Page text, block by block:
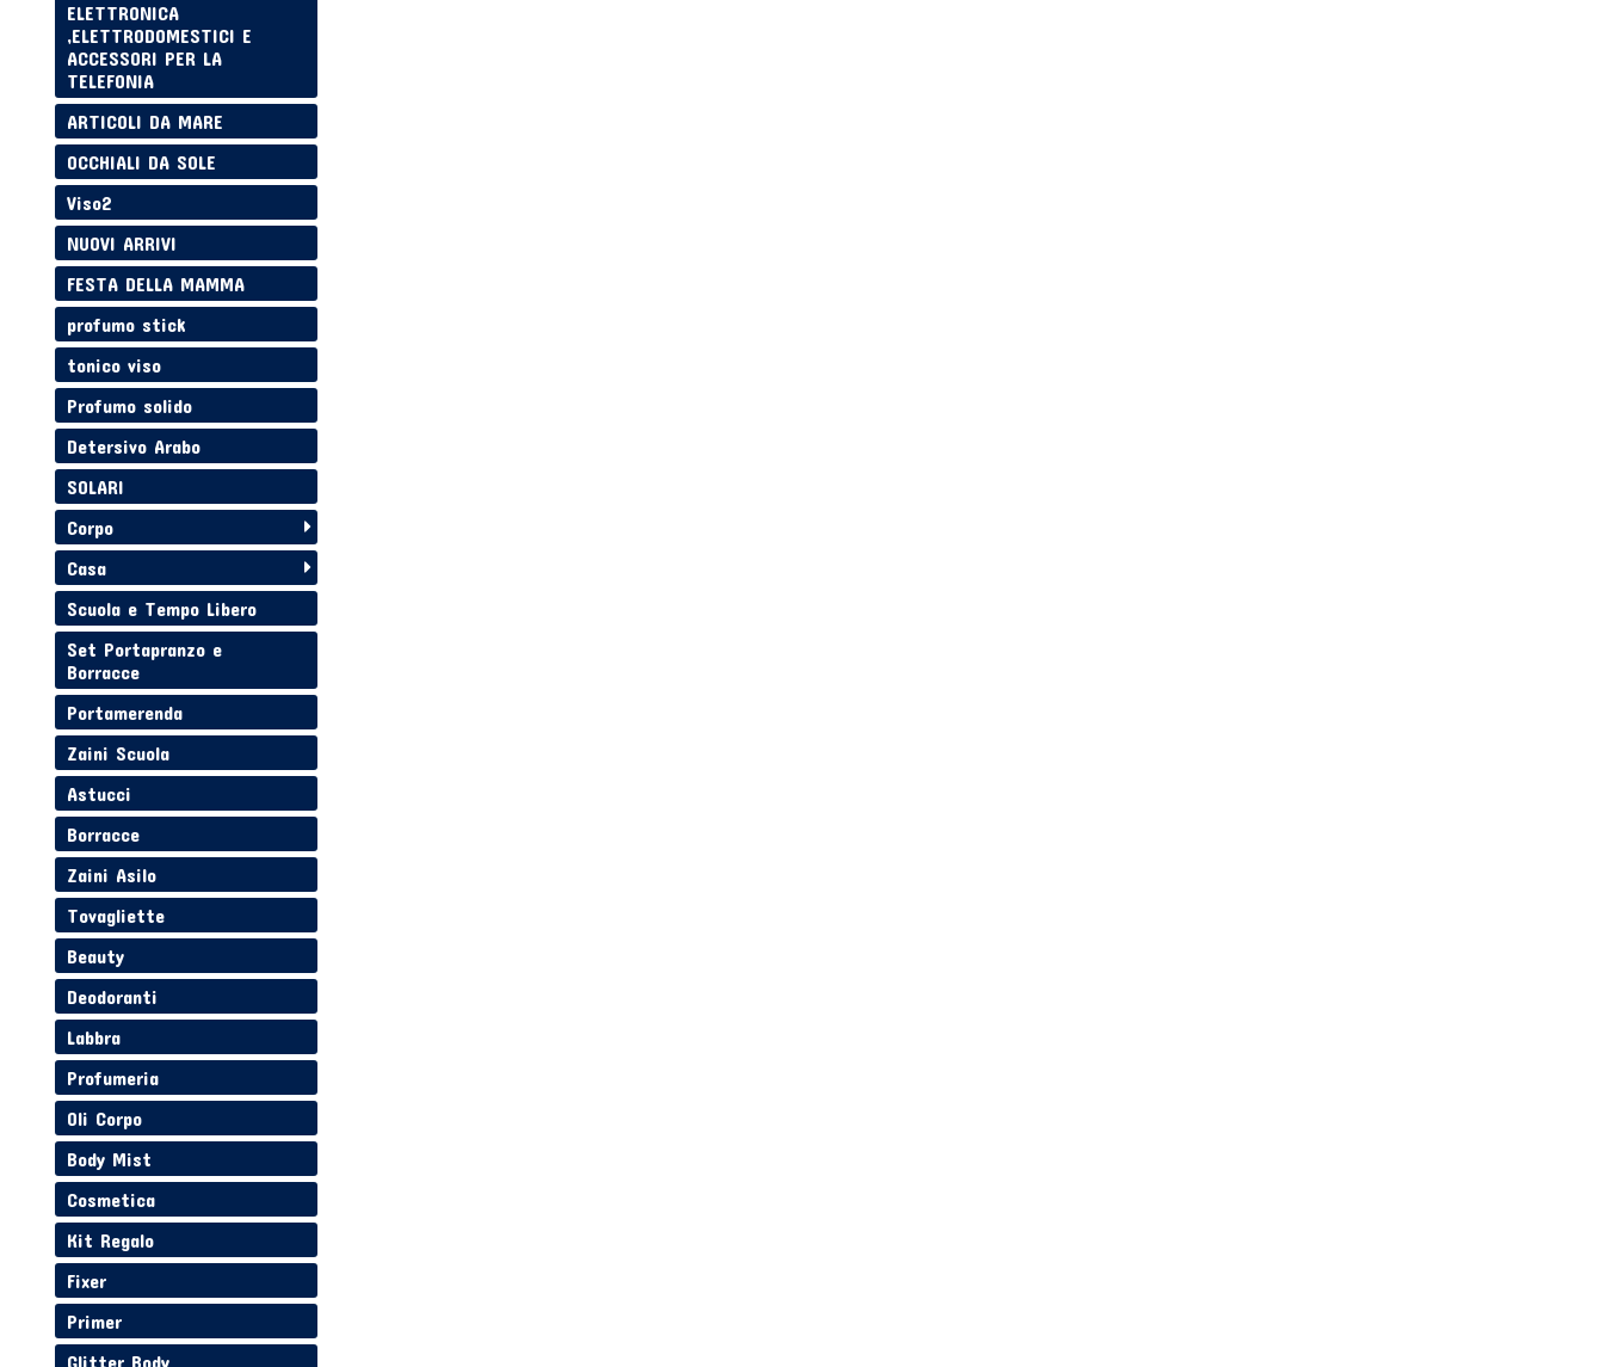
ELETTRONICA
,ELETTRODOMESTICI E
ACCESSORI PER LA
TELEFONIA
ARTICOLI DA MARE
OCCHIALI DA SOLE
Viso2
NUOVI ARRIVI
FESTA DELLA MAMMA
profumo stick
tonico viso
Profumo solido
Detersivo Arabo
SOLARI
Corpo
Casa
Scuola e Tempo Libero
Set Portapranzo e
Borracce
Portamerenda
Zaini Scuola
Astucci
Borracce
Zaini Asilo
Tovagliette
Beauty
Deodoranti
Labbra
Profumeria
Oli Corpo
Body Mist
Cosmetica
Kit Regalo
Fixer
Primer
Glitter Body